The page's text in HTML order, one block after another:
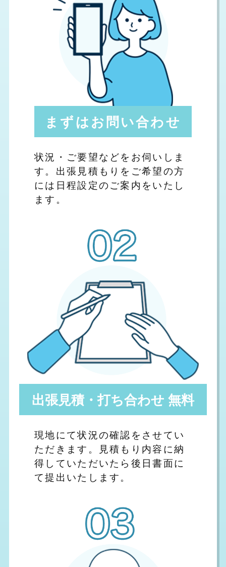
まずはお問い合わせ
状況・ご要望などをお伺いしま
す。出張見積もりをご希望の方
には日程設定のご案内をいたし
ます。
出張見積・打ち合わせ 無料
現地にて状況の確認をさせてい
ただきます。見積もり内容に納
得していただいたら後日書面に
て提出いたします。